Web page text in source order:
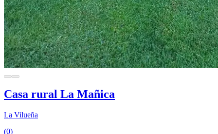
Casa rural La Mañica
La Vilueña
(0)